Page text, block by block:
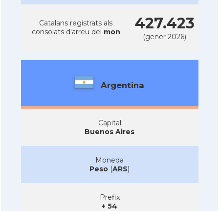
Catalans registrats als
consolats d'arreu del mon 427.423
(gener 2026)
Argentina
Capital
Buenos Aires
Moneda
Peso (ARS)
Prefix
+ 54